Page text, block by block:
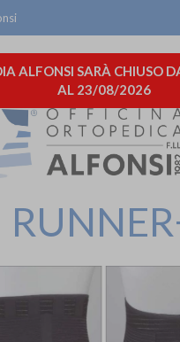
ALFONSI SARÀ CHIUSO
AL 23/08/2026